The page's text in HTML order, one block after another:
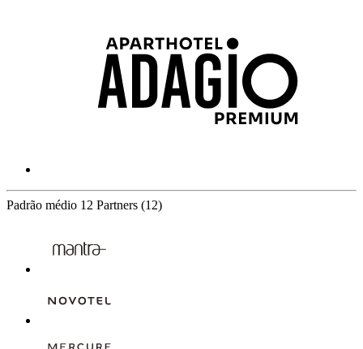
Padrão médio 12 Partners (12)